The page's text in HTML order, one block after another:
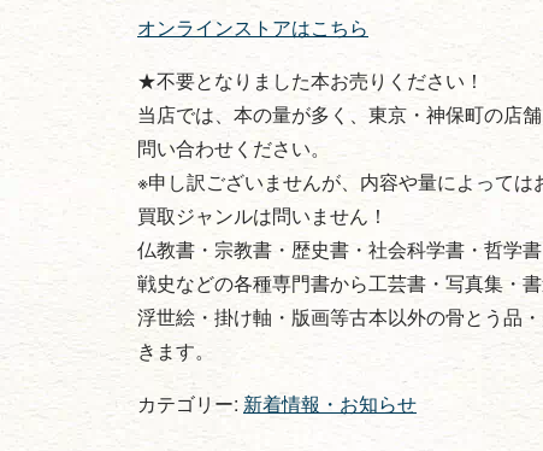
オンラインストアはこちら
★不要となりました本お売りください！
当店では、本の量が多く、東京・神保町の店
問い合わせください。
※申し訳ございませんが、内容や量によっては
買取ジャンルは問いません！
仏教書・宗教書・歴史書・社会科学書・哲学
戦史などの各種専門書から工芸書・写真集・
浮世絵・掛け軸・版画等古本以外の骨とう品
きます。
カテゴリー: 新着情報・お知らせ